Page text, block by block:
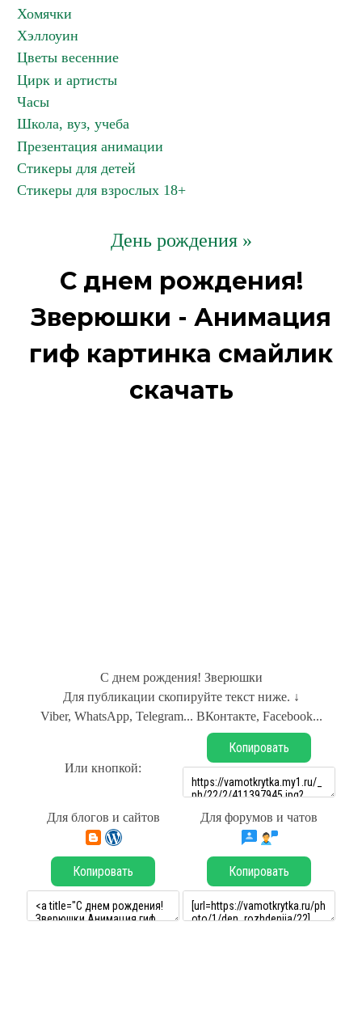
Хомячки
Хэллоуин
Цветы весенние
Цирк и артисты
Часы
Школа, вуз, учеба
Презентация анимации
Стикеры для детей
Стикеры для взрослых 18+
День рождения »
С днем рождения!
Зверюшки - Анимация
гиф картинка смайлик
скачать
С днем рождения! Зверюшки
Для публикации скопируйте текст ниже. ↓
Viber, WhatsApp, Telegram... ВКонтакте, Facebook...
Или кнопкой:
Копировать
Для блогов и сайтов Для форумов и чатов
Копировать Копировать